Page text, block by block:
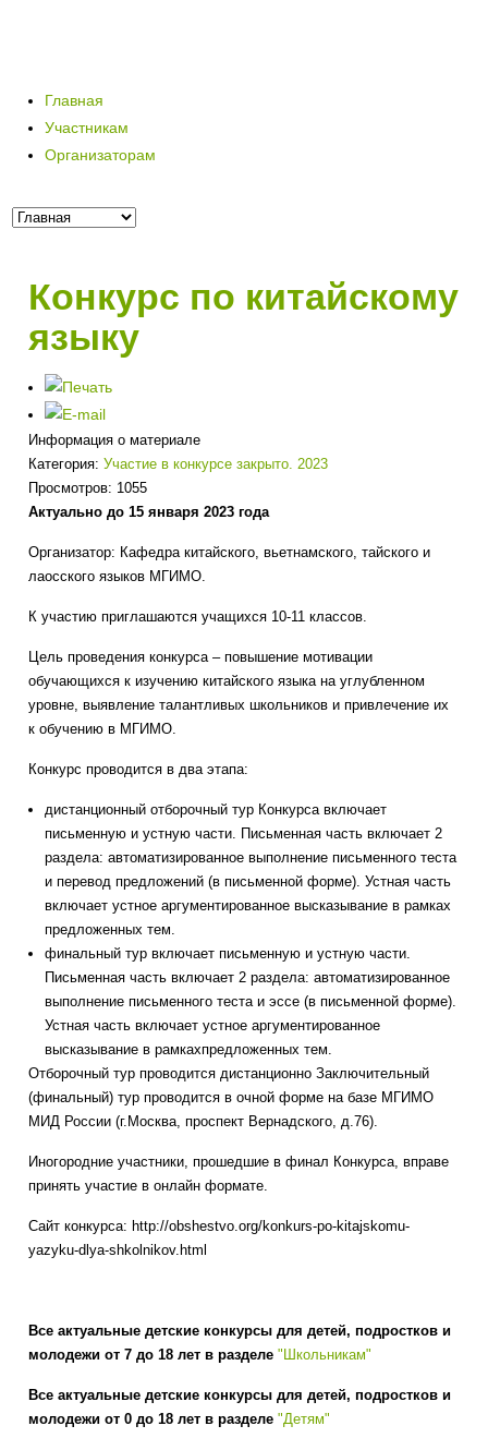
Главная
Участникам
Организаторам
Конкурс по китайскому
языку
Информация о материале
Категория:Участие в конкурсе закрыто. 2023
Просмотров: 1055
Актуально до 15 января 2023 года
Организатор: Кафедра китайского, вьетнамского, тайского и
лаосского языков МГИМО.
К участию приглашаются учащихся 10-11 классов.
Цель проведения конкурса – повышение мотивации
обучающихся к изучению китайского языка на углубленном
уровне, выявление талантливых школьников и привлечение их
к обучению в МГИМО.
Конкурс проводится в два этапа:
дистанционный отборочный тур Конкурса включает
письменную и устную части. Письменная часть включает 2
раздела: автоматизированное выполнение письменного теста
и перевод предложений (в письменной форме). Устная часть
включает устное аргументированное высказывание в рамках
предложенных тем.
финальный тур включает письменную и устную части.
Письменная часть включает 2 раздела: автоматизированное
выполнение письменного теста и эссе (в письменной форме).
Устная часть включает устное аргументированное
высказывание в рамкахпредложенных тем.
Отборочный тур проводится дистанционно Заключительный
(финальный) тур проводится в очной форме на базе МГИМО
МИД России (г.Москва, проспект Вернадского, д.76).
Иногородние участники, прошедшие в финал Конкурса, вправе
принять участие в онлайн формате.
Сайт конкурса: http://obshestvo.org/konkurs-po-kitajskomu-
yazyku-dlya-shkolnikov.html
Все актуальные детские конкурсы для детей, подростков и
молодежи от 7 до 18 лет в разделе"Школьникам"
Все актуальные детские конкурсы для детей, подростков и
молодежи от 0 до 18 лет в разделе"Детям"